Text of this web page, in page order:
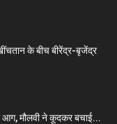
के बीच बीरेंद्र-बृजेंद्र
आग, मौलवी ने कूदकर बचाई...